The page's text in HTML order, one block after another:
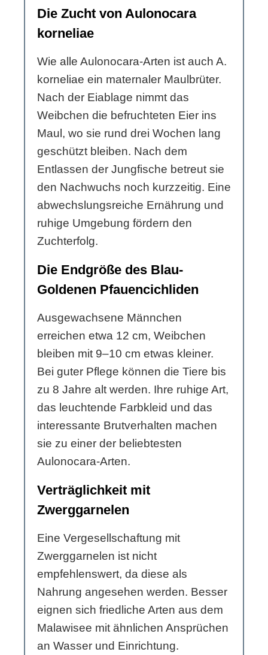
Die Zucht von Aulonocara
korneliae
Wie alle Aulonocara-Arten ist auch A.
korneliae ein maternaler Maulbrüter.
Nach der Eiablage nimmt das
Weibchen die befruchteten Eier ins
Maul, wo sie rund drei Wochen lang
geschützt bleiben. Nach dem
Entlassen der Jungfische betreut sie
den Nachwuchs noch kurzzeitig. Eine
abwechslungsreiche Ernährung und
ruhige Umgebung fördern den
Zuchterfolg.
Die Endgröße des Blau-
Goldenen Pfauencichliden
Ausgewachsene Männchen
erreichen etwa 12 cm, Weibchen
bleiben mit 9–10 cm etwas kleiner.
Bei guter Pflege können die Tiere bis
zu 8 Jahre alt werden. Ihre ruhige Art,
das leuchtende Farbkleid und das
interessante Brutverhalten machen
sie zu einer der beliebtesten
Aulonocara-Arten.
Verträglichkeit mit
Zwerggarnelen
Eine Vergesellschaftung mit
Zwerggarnelen ist nicht
empfehlenswert, da diese als
Nahrung angesehen werden. Besser
eignen sich friedliche Arten aus dem
Malawisee mit ähnlichen Ansprüchen
an Wasser und Einrichtung.